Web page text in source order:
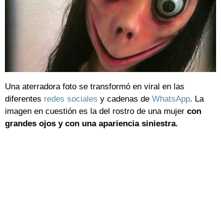
Una aterradora foto se transformó en viral en las
diferentes redes sociales y cadenas de WhatsApp. La
imagen en cuestión es la del rostro de una mujer con
grandes ojos y con una apariencia siniestra.